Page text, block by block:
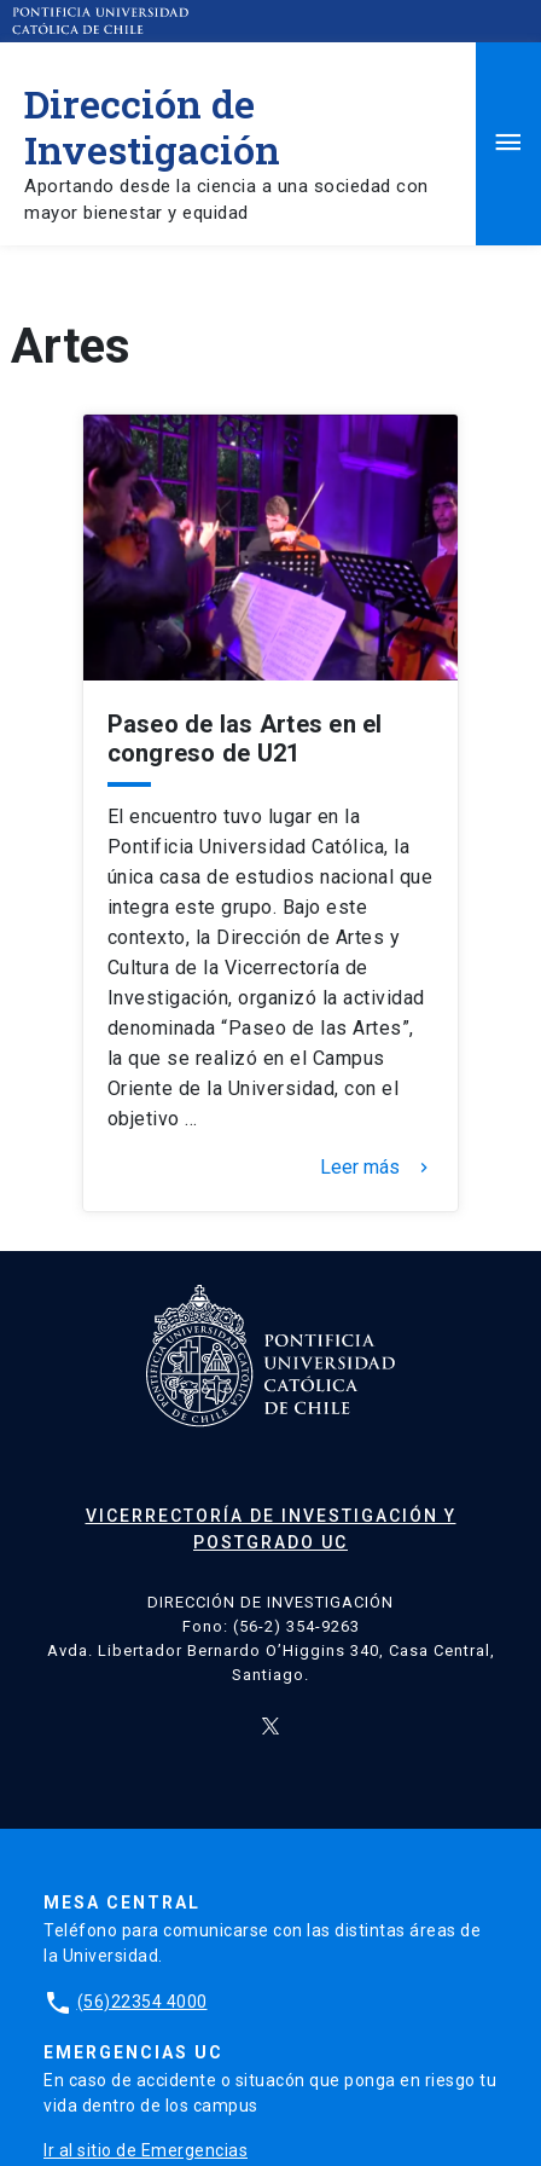
Dirección de
Investigación
Aportando desde la ciencia a una sociedad con
mayor bienestar y equidad
Artes
Paseo de las Artes en el
congreso de U21
El encuentro tuvo lugar en la
Pontificia Universidad Católica, la
única casa de estudios nacional que
integra este grupo. Bajo este
contexto, la Dirección de Artes y
Cultura de la Vicerrectoría de
Investigación, organizó la actividad
denominada “Paseo de las Artes”,
la que se realizó en el Campus
Oriente de la Universidad, con el
objetivo …
Leer más keyboard_arrow_right
VICERRECTORÍA DE INVESTIGACIÓN Y
POSTGRADO UC
DIRECCIÓN DE INVESTIGACIÓN
Fono: (56-2) 354-9263
Avda. Libertador Bernardo O’Higgins 340, Casa Central,
Santiago.
MESA CENTRAL
Teléfono para comunicarse con las distintas áreas de
la Universidad.
phone (56)22354 4000
EMERGENCIAS UC
En caso de accidente o situacón que ponga en riesgo tu
vida dentro de los campus
Ir al sitio de Emergencias